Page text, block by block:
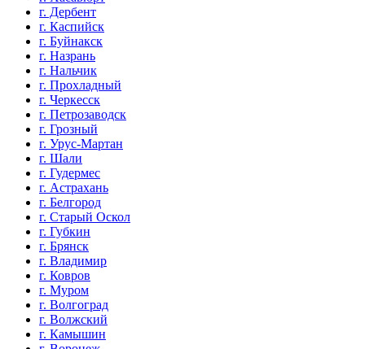
г. Дербент
г. Каспийск
г. Буйнакск
г. Назрань
г. Нальчик
г. Прохладный
г. Черкесск
г. Петрозаводск
г. Грозный
г. Урус-Мартан
г. Шали
г. Гудермес
г. Астрахань
г. Белгород
г. Старый Оскол
г. Губкин
г. Брянск
г. Владимир
г. Ковров
г. Муром
г. Волгоград
г. Волжский
г. Камышин